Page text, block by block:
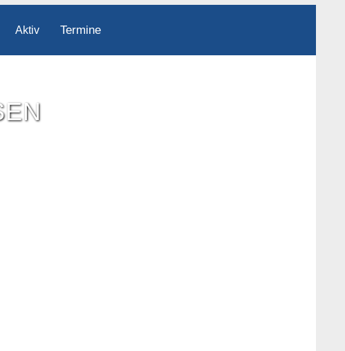
Aktiv Termine